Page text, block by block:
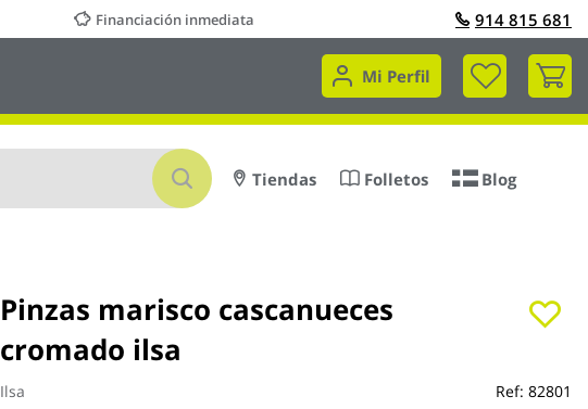
Financiación inmediata 914 815 681
Mi Perfil
Mi
Buscar
Tiendas Folletos Blog
Pinzas marisco cascanueces
cromado ilsa
Ilsa Ref: 82801